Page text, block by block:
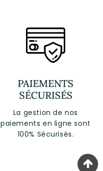
PAIEMENTS
SÉCURISÉS
La gestion de nos
paiements en ligne sont
100% Sécurisés.